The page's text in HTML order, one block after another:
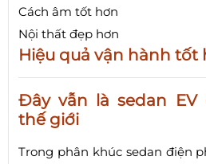
Cách âm tốt hơn
Nội thất đẹp hơn
Hiệu quả vận hành tốt
Đây vẫn là sedan
thế giới
Trong phân khúc sedan điện